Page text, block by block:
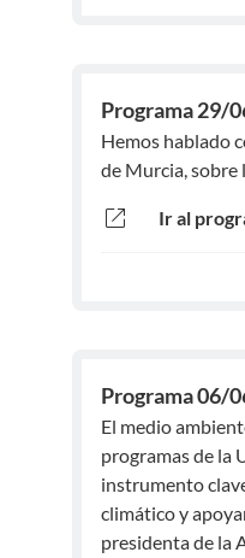
Programa 29/
Hemos hablado
de Murcia, sobre
open_in_new Ir al
Programa 06/
El medio
programas de la
instrumento
climático y
presidenta de la